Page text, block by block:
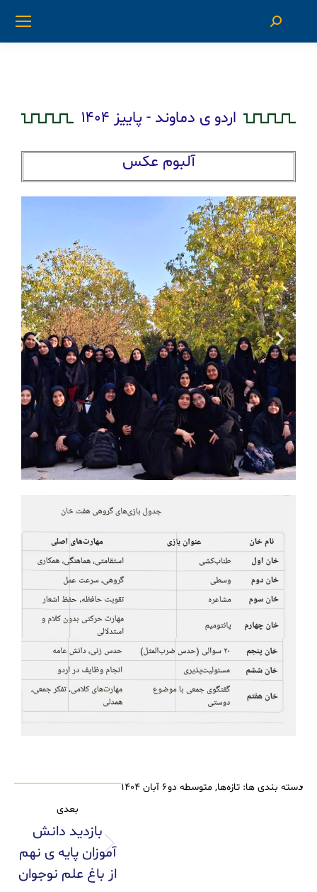
اردو ی دماوند - پاییز ۱۴۰۴
آلبوم عکس
دسته بندی ها: تازه‌ها, متوسطه دو۶ آبان ۱۴۰۴
بعدی
بازدید دانش
آموزان پایه ی نهم
از باغ علم نوجوان